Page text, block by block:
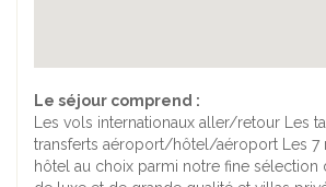
Le séjour comprend :
Les vols internationaux aller/retour Les
transferts aéroport/hôtel/aéroport Les 7
hôtel au choix parmi notre fine sélection